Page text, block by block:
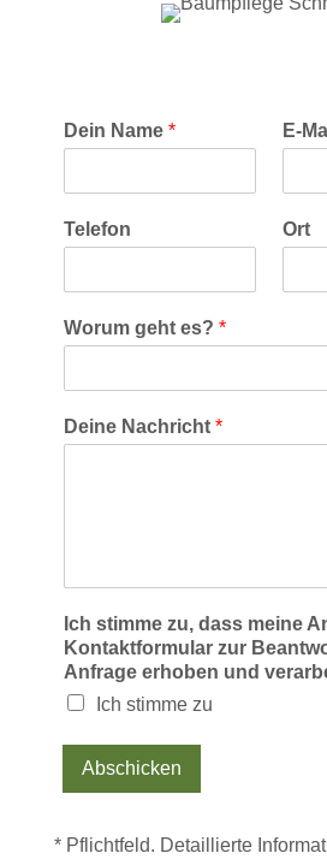
Dein Name * E-
Telefon Ort
Worum geht es? *
Deine Nachricht *
Ich stimme zu, dass meine
Kontaktformular zur
Anfrage erhoben und
Ich stimme zu
Abschicken
* Pflichtfeld. Detaillierte